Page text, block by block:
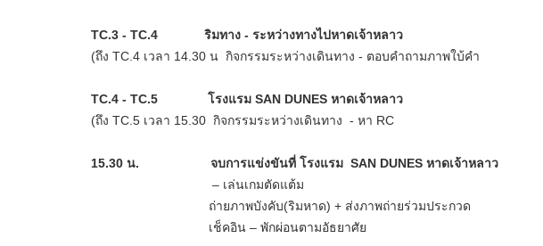
TC.3 - TC.4 ริมทาง - ระหว่างทางไปหาดเจ้าหลาว
(ถึง TC.4 เวลา 14.30 น กิจกรรมระหว่างเดินทาง - ตอบคำถามภาพใบ้คำ
TC.4 - TC.5
โรงแรม SAN DUNES หาดเจ้าหลาว
(ถึง TC.5 เวลา 15.30 กิจกรรมระหว่างเดินทาง - หา RC
15.30 น.
จบการแข่งขันที่ โรงแรม SAN DUNES หาดเจ้าหลาว
– เล่นเกมตัดแต้ม
ถ่ายภาพบังคับ(ริมหาด) + ส่งภาพถ่ายร่วมประกวด
เช็คอิน – พักผ่อนตามอัธยาศัย